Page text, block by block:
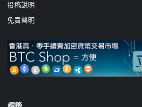
投稿說明
免責聲明